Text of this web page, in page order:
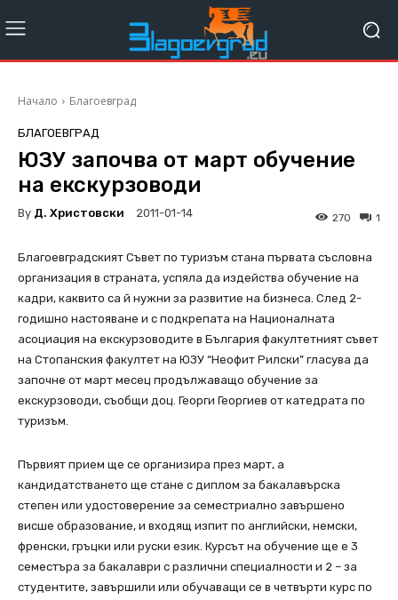
Начало Благоевград
БЛАГОЕВГРАД
ЮЗУ започва от март обучение
на екскурзоводи
By Д. Христовски 2011-01-14 1
270
Благоевградският Съвет по туризъм стана първата съсловна
организация в страната, успяла да издейства обучение на
кадри, каквито са й нужни за развитие на бизнеса. След 2-
годишно настояване и с подкрепата на Националната
асоциация на екскурзоводите в България факултетният съвет
на Стопанския факултет на ЮЗУ “Неофит Рилски” гласува да
започне от март месец продължаващо обучение за
екскурзоводи, съобщи доц. Георги Георгиев от катедрата по
туризъм.
Първият прием ще се организира през март, а
кандидатстването ще стане с диплом за бакалавърска
степен или удостоверение за семестриално завършено
висше образование, и входящ изпит по английски, немски,
френски, гръцки или руски език. Курсът на обучение ще е 3
семестъра за бакалаври с различни специалности и 2 – за
студентите, завършили или обучаващи се в четвърти курс по